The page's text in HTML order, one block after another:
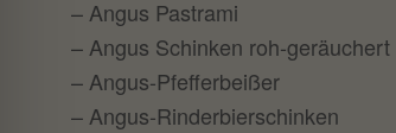
– Angus Pastrami
– Angus Schinken roh-geräuchert
– Angus-Pfefferbeißer
– Angus-Rinderbierschinken